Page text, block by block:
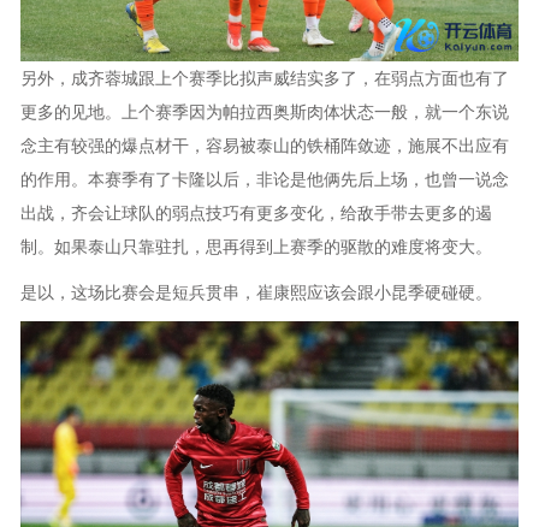
另外，成齐蓉城跟上个赛季比拟声威结实多了，在弱点方面也有了
更多的见地。上个赛季因为帕拉西奥斯肉体状态一般，就一个东说
念主有较强的爆点材干，容易被泰山的铁桶阵敛迹，施展不出应有
的作用。本赛季有了卡隆以后，非论是他俩先后上场，也曾一说念
出战，齐会让球队的弱点技巧有更多变化，给敌手带去更多的遏
制。如果泰山只靠驻扎，思再得到上赛季的驱散的难度将变大。
是以，这场比赛会是短兵贯串，崔康熙应该会跟小昆季硬碰硬。